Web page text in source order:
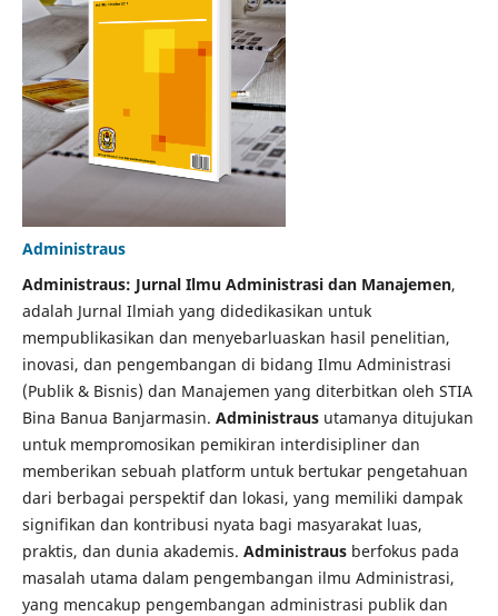
Administraus
Administraus: Jurnal Ilmu Administrasi dan Manajemen,
adalah Jurnal Ilmiah yang didedikasikan untuk
mempublikasikan dan menyebarluaskan hasil penelitian,
inovasi, dan pengembangan di bidang Ilmu Administrasi
(Publik & Bisnis) dan Manajemen yang diterbitkan oleh STIA
Bina Banua Banjarmasin. Administrausutamanya ditujukan
untuk mempromosikan pemikiran interdisipliner dan
memberikan sebuah platform untuk bertukar pengetahuan
dari berbagai perspektif dan lokasi, yang memiliki dampak
signifikan dan kontribusi nyata bagi masyarakat luas,
praktis, dan dunia akademis. Administrausberfokus pada
masalah utama dalam pengembangan ilmu Administrasi,
yang mencakup pengembangan administrasi publik dan